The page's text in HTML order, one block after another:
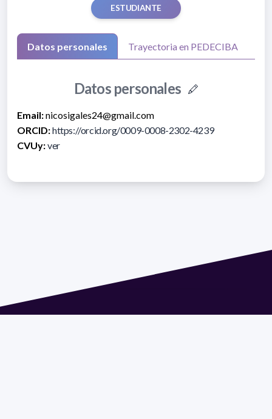
ESTUDIANTE
Datos personales Trayectoria en PEDECIBA
Datos personales
Email:nicosigales24@gmail.com
ORCID:https://orcid.org/0009-0008-2302-4239
CVUy:ver